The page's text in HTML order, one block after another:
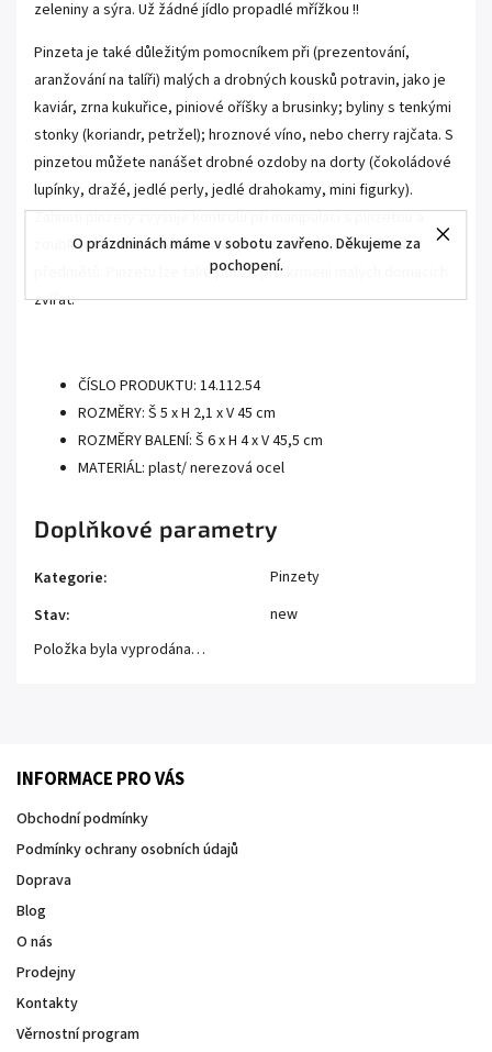
O prázdninách máme v sobotu zavřeno. Děkujeme za
pochopení.
zeleniny a sýra. Už žádné jídlo propadlé mřížkou !!
Pinzeta je také důležitým pomocníkem při (prezentování,
aranžování na talíři) malých a drobných kousků potravin, jako je
kaviár, zrna kukuřice, piniové oříšky a brusinky; byliny s tenkými
stonky (koriandr, petržel); hroznové víno, nebo cherry rajčata. S
pinzetou můžete nanášet drobné ozdoby na dorty (čokoládové
lupínky, dražé, jedlé perly, jedlé drahokamy, mini figurky).
Zahnutí pinzety zvyšuje kontrolu při manipulaci s pinzetou a
zoubkování na vnitřní straně špiček pomáhá při uchopení
předmětů. Pinzetu lze také použít pro krmení malých domácích
zvířat.
ČÍSLO PRODUKTU: 14.112.54
ROZMĚRY: Š 5 x H 2,1 x V 45 cm
ROZMĚRY BALENÍ: Š 6 x H 4 x V 45,5 cm
MATERIÁL: plast/ nerezová ocel
Doplňkové parametry
Kategorie:
Pinzety
Stav:
new
Položka byla vyprodána…
INFORMACE PRO VÁS
Obchodní podmínky
Podmínky ochrany osobních údajů
Doprava
Blog
O nás
Prodejny
Kontakty
Věrnostní program